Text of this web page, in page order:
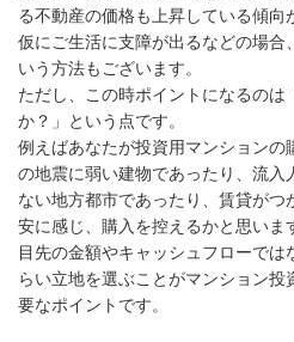
る不動産の価格も上昇している傾向
仮にご生活に支障が出るなどの場合
いう方法もございます。
ただし、この時ポイントになるのは
か？」という点です。
例えばあなたが投資用マンションの
の地震に弱い建物であったり、流入
ない地方都市であったり、賃貸がつ
安に感じ、購入を控えるかと思いま
目先の金額やキャッシュフローで
らい立地を選ぶことがマンション
要なポイントです。